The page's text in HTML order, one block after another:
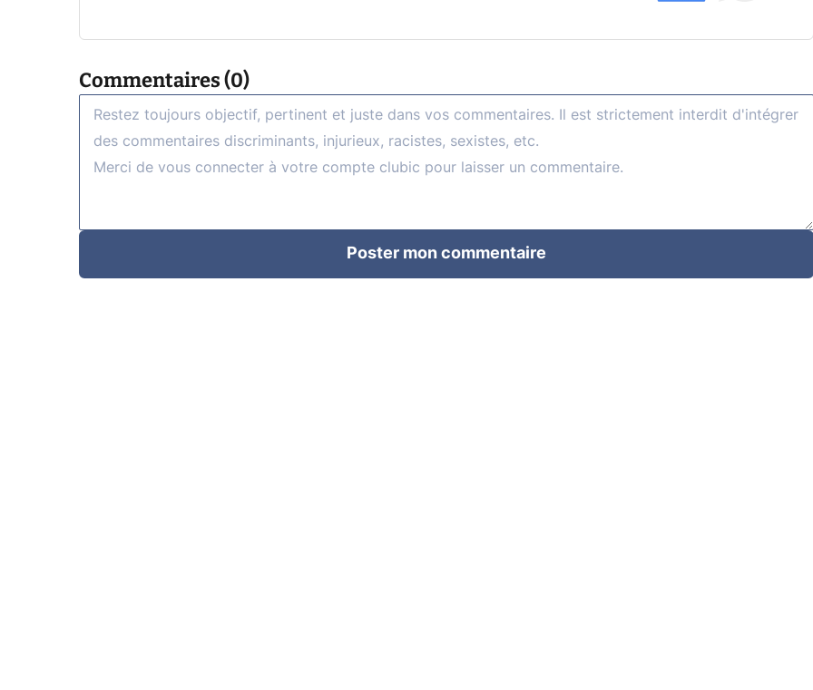
Commentaires (0)
Poster mon commentaire